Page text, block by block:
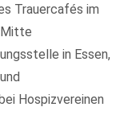
Trauercafés im
Mitte
in Essen,
Hospizvereinen